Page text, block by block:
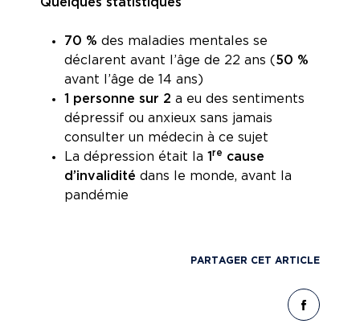
Quelques statistiques
70 % des maladies mentales se
déclarent avant l’âge de 22 ans ( 50 %
avant l’âge de 14 ans)
1 personne sur 2 a eu des sentiments
dépressif ou anxieux sans jamais
consulter un médecin à ce sujet
La dépression était la 1 re
cause
d’invalidité dans le monde, avant la
pandémie
PARTAGER CET ARTICLE